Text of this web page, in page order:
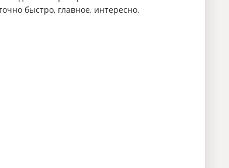
быстро, главное, интересно.